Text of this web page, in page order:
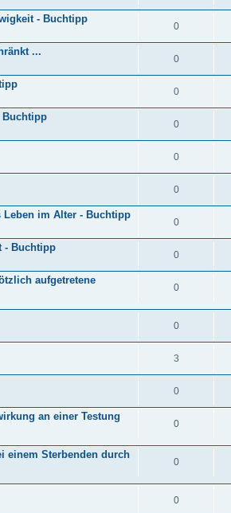
- Buchtipp
0
...
0
0
Buchtipp
0
0
0
im Alter - Buchtipp
0
- Buchtipp
0
aufgetretene
0
0
3
0
an einer Testung
0
einem Sterbenden durch
0
0